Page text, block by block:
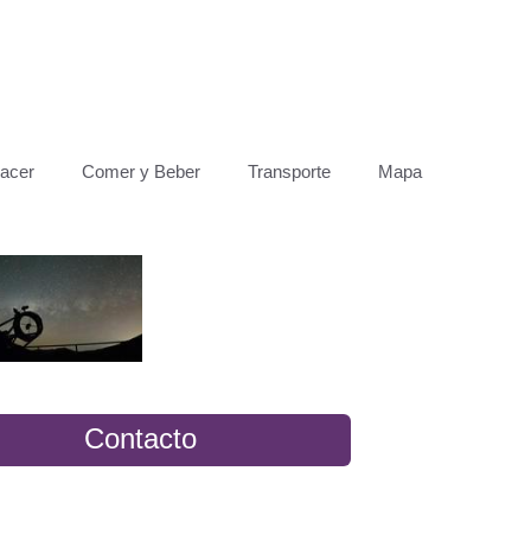
Comer y Beber Transporte Mapa
Contacto